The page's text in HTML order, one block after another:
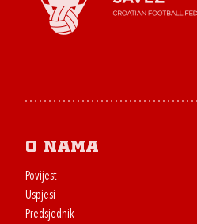
O nama
Povijest
Uspjesi
Predsjednik